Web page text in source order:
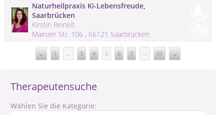
Therapeutensuche
Wählen Sie die Kategorie:
Naturheilpraxis Ki-Lebensfreude,
Saarbrücken
Kirstin Reinelt
Mainzer Str. 106 , 66121 Saarbrücken
← 1 ... 3 4 5 6 7 ... 31 →